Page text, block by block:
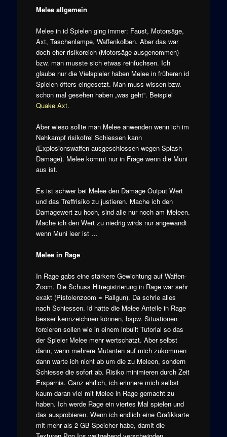
Melee allgemein
Melee in id Spielen ging immer: Faust, Motorsäge,
Axt, Taschenlampe, Waffenkolben. Aber das war
doch eher risikoreich (Motorsäge ausgenommen)
bzw. man musste sich etwas reinfuchsen. Ich
glaube nur die Vielspieler haben Melee in früheren id
Spielen öfters eingesetzt. Man muss wissen bzw.
schon mal gesehen haben „was geht“. Beispiel
Quake Axt.
Aber wieso sollte man Melee anwenden wenn ich im
Nahkampf risikofrei Schiessen kann
(Explosionswaffen ausgeschlossen wegen Splash
Damage). Melee kommt nur in Frage wenn die Muni
aus ist.
Es ist schwer bei Melee den Damage Output Wert
und das Treffrisiko zu justieren. Mache ich den
Damagewert zu hoch, sind alle nur noch am Meleen.
Mache ich den Wert zu niedrig wirds nur angewandt
wenn Muni leer ist …
Melee in Rage
In Rage gabs eine stärkere Gewichtung auf Waffen-
Zoom. Die Schuss Hitregistrierung in Rage war sehr
exakt (Pistolenzoom = Railgun). Da schrie alles
nach Schiessen. id hätte die Melee Anteile in Rage
besser kennzeichnen können, bspw. Situationen
forcieren sollen wie in einem inbuilt Tutorial so das
der Spieler Melee mehr wertschätzt. Aber selbst
dann, wenn mehrere Mutanten auf mich zukommen
dann warte ich nicht ab um die zu Meleen, sondern
Schiesse die sofort ab. Risiko minimieren durch Zeit
Ersparnis. Ganz ehrlich, ich erinnere mich selbst
kaum daran viel mit Melee in Rage gemacht zu
haben. Ich werde Rage ein viertes Mal spielen und
das ausprobieren. Wenn ich endlich eine Grafikkarte
mit mehr als 2 GB Speicher habe, damit die